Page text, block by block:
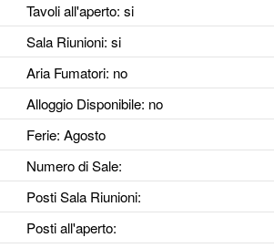
Tavoli all'aperto: si
Sala Riunioni: si
Aria Fumatori: no
Alloggio Disponibile: no
Ferie: Agosto
Numero di Sale:
Posti Sala Riunioni:
Posti all'aperto: